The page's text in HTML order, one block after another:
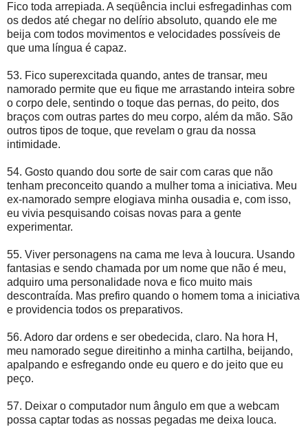
Fico toda arrepiada. A seqüência inclui esfregadinhas com
os dedos até chegar no delírio absoluto, quando ele me
beija com todos movimentos e velocidades possíveis de
que uma língua é capaz.
53. Fico superexcitada quando, antes de transar, meu
namorado permite que eu fique me arrastando inteira sobre
o corpo dele, sentindo o toque das pernas, do peito, dos
braços com outras partes do meu corpo, além da mão. São
outros tipos de toque, que revelam o grau da nossa
intimidade.
54. Gosto quando dou sorte de sair com caras que não
tenham preconceito quando a mulher toma a iniciativa. Meu
ex-namorado sempre elogiava minha ousadia e, com isso,
eu vivia pesquisando coisas novas para a gente
experimentar.
55. Viver personagens na cama me leva à loucura. Usando
fantasias e sendo chamada por um nome que não é meu,
adquiro uma personalidade nova e fico muito mais
descontraída. Mas prefiro quando o homem toma a iniciativa
e providencia todos os preparativos.
56. Adoro dar ordens e ser obedecida, claro. Na hora H,
meu namorado segue direitinho a minha cartilha, beijando,
apalpando e esfregando onde eu quero e do jeito que eu
peço.
57. Deixar o computador num ângulo em que a webcam
possa captar todas as nossas pegadas me deixa louca.